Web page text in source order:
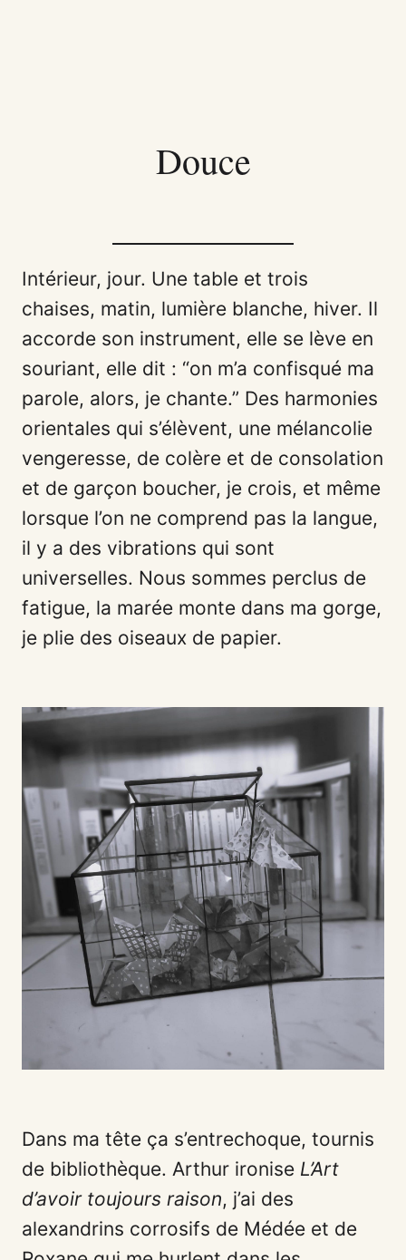
Douce
Intérieur, jour. Une table et trois
chaises, matin, lumière blanche, hiver. Il
accorde son instrument, elle se lève en
souriant, elle dit : “on m’a confisqué ma
parole, alors, je chante.” Des harmonies
orientales qui s’élèvent, une mélancolie
vengeresse, de colère et de consolation
et de garçon boucher, je crois, et même
lorsque l’on ne comprend pas la langue,
il y a des vibrations qui sont
universelles. Nous sommes perclus de
fatigue, la marée monte dans ma gorge,
je plie des oiseaux de papier.
Dans ma tête ça s’entrechoque, tournis
de bibliothèque. Arthur ironise L’Art
d’avoir toujours raison, j’ai des
alexandrins corrosifs de Médée et de